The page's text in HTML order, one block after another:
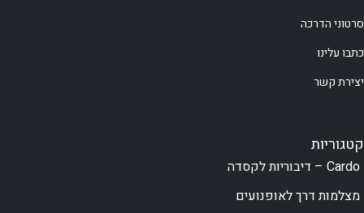
סרטוני הדרכה
כתבו עלינו
יצירת קשר
קטגוריות
Cardo – דיבוריות לקסדה
מצלמות דרך לאופנועים